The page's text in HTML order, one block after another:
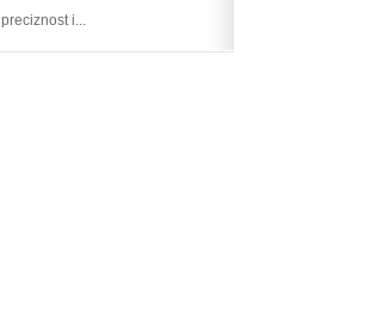
preciznost i...